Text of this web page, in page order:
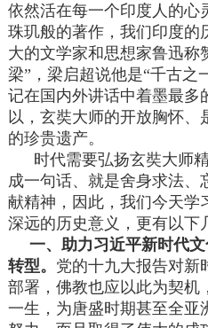
依然活在每一个印度人的心
珠玑般的著作，我们印度的
大的文学家和思想家鲁迅称
梁”，梁启超说他是“千古之
记在国内外讲话中着墨最多
以，玄奘大师的开放胸怀、
的珍贵遗产。
时代需要弘扬玄奘大师
成一句话、就是舍身求法、
献精神，因此，我们今天学
深远的历史意义，更有以下
一、助力习近平新时代
转型。 党的十九大报告对新
部署，佛教也应以此为契机
一生，为唐盛时期甚至全亚